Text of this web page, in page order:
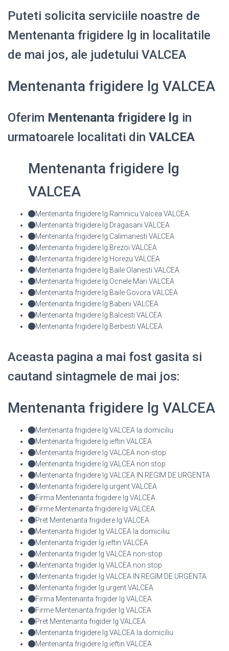
Puteti solicita serviciile noastre de
Mentenanta frigidere lg in localitatile
de mai jos, ale judetului VALCEA
Mentenanta frigidere lg VALCEA
Oferim Mentenanta frigidere lg in
urmatoarele localitati din VALCEA
Mentenanta frigidere lg
VALCEA
Mentenanta frigidere lg Ramnicu Valcea VALCEA
Mentenanta frigidere lg Dragasani VALCEA
Mentenanta frigidere lg Calimanesti VALCEA
Mentenanta frigidere lg Brezoi VALCEA
Mentenanta frigidere lg Horezu VALCEA
Mentenanta frigidere lg Baile Olanesti VALCEA
Mentenanta frigidere lg Ocnele Mari VALCEA
Mentenanta frigidere lg Baile Govora VALCEA
Mentenanta frigidere lg Babeni VALCEA
Mentenanta frigidere lg Balcesti VALCEA
Mentenanta frigidere lg Berbesti VALCEA
Aceasta pagina a mai fost gasita si
cautand sintagmele de mai jos:
Mentenanta frigidere lg VALCEA
Mentenanta frigidere lg VALCEA la domiciliu
Mentenanta frigidere lg ieftin VALCEA
Mentenanta frigidere lg VALCEA non-stop
Mentenanta frigidere lg VALCEA non stop
Mentenanta frigidere lg VALCEA IN REGIM DE URGENTA
Mentenanta frigidere lg urgent VALCEA
Firma Mentenanta frigidere lg VALCEA
Firme Mentenanta frigidere lg VALCEA
Pret Mentenanta frigidere lg VALCEA
Mentenanta frigider lg VALCEA la domiciliu
Mentenanta frigider lg ieftin VALCEA
Mentenanta frigider lg VALCEA non-stop
Mentenanta frigider lg VALCEA non stop
Mentenanta frigider lg VALCEA IN REGIM DE URGENTA
Mentenanta frigider lg urgent VALCEA
Firma Mentenanta frigider lg VALCEA
Firme Mentenanta frigider lg VALCEA
Pret Mentenanta frigider lg VALCEA
Mentenanta frigidere lg VALCEA la domiciliu
Mentenanta frigidere lg ieftin VALCEA